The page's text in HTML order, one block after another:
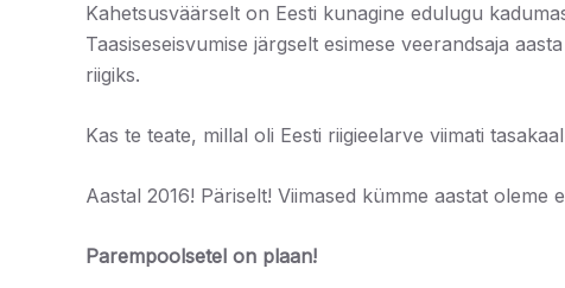
Kahetsusväärselt on Eesti kunagine edulugu
Taasiseseisvumise järgselt esimese veerandsaja
riigiks.
Kas te teate, millal oli Eesti riigieelarve viimati
Aastal 2016! Päriselt! Viimased kümme aastat oleme
Parempoolsetel on plaan!